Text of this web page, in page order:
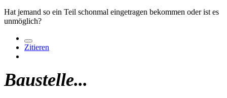
Hat jemand so ein Teil schonmal eingetragen bekommen oder ist es
unmöglich?
Zitieren
Baustelle...